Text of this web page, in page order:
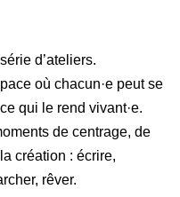
d’ateliers.
où chacun·e peut se
qui le rend vivant·e.
de centrage, de
création : écrire,
rêver.